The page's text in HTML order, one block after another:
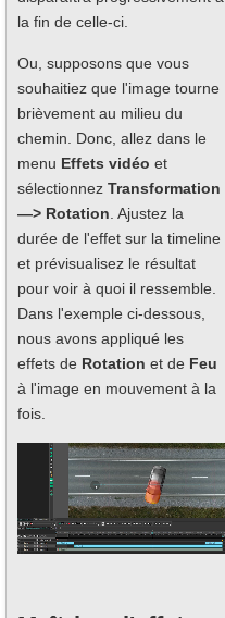
la fin de celle-ci.
Ou, supposons que vous
souhaitiez que l'image tourne
brièvement au milieu du
chemin. Donc, allez dans le
menu Effets vidéo et
sélectionnez Transformation
—> Rotation . Ajustez la
durée de l'effet sur la timeline
et prévisualisez le résultat
pour voir à quoi il ressemble.
Dans l'exemple ci-dessous,
nous avons appliqué les
effets de Rotation et de Feu
à l'image en mouvement à la
fois.